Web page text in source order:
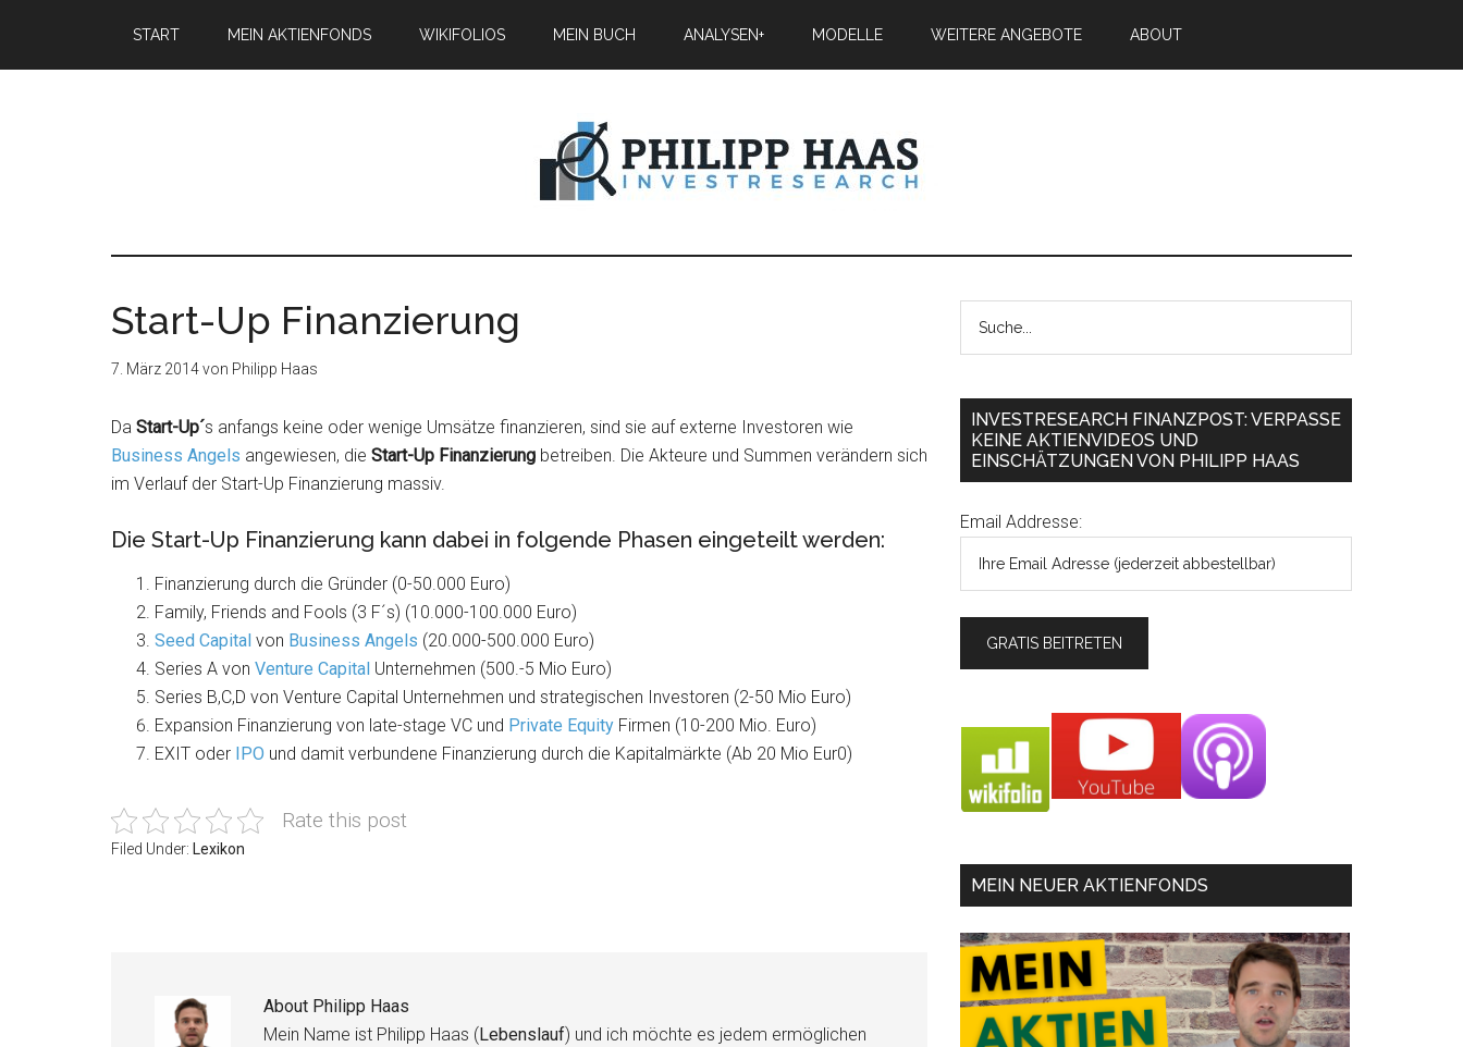
START MEIN AKTIENFONDS WIKIFOLIOS MEIN BUCH ANALYSEN+ MODELLE WEITERE ANGEBOTE ABOUT
Start-Up Finanzierung
7. März 2014von Philipp Haas
Da Start-Up´s anfangs keine oder wenige Umsätze finanzieren, sind sie auf externe Investoren wie
Business Angels angewiesen, die Start-Up Finanzierung betreiben. Die Akteure und Summen verändern sich
im Verlauf der Start-Up Finanzierung massiv.
Die Start-Up Finanzierung kann dabei in folgende Phasen eingeteilt werden:
Finanzierung durch die Gründer (0-50.000 Euro)
Family, Friends and Fools (3 F´s) (10.000-100.000 Euro)
Seed Capital von Business Angels (20.000-500.000 Euro)
Series A von Venture Capital Unternehmen (500.-5 Mio Euro)
Series B,C,D von Venture Capital Unternehmen und strategischen Investoren (2-50 Mio Euro)
Expansion Finanzierung von late-stage VC und Private Equity Firmen (10-200 Mio. Euro)
EXIT oder IPO und damit verbundene Finanzierung durch die Kapitalmärkte (Ab 20 Mio Eur0)
Rate this post
Filed Under: Lexikon
About Philipp Haas
Mein Name ist Philipp Haas (Lebenslauf) und ich möchte es jedem ermöglichen
INVESTRESEARCH FINANZPOST: VERPASSE
KEINE AKTIENVIDEOS UND
EINSCHÄTZUNGEN VON PHILIPP HAAS
Email Addresse:
MEIN NEUER AKTIENFONDS